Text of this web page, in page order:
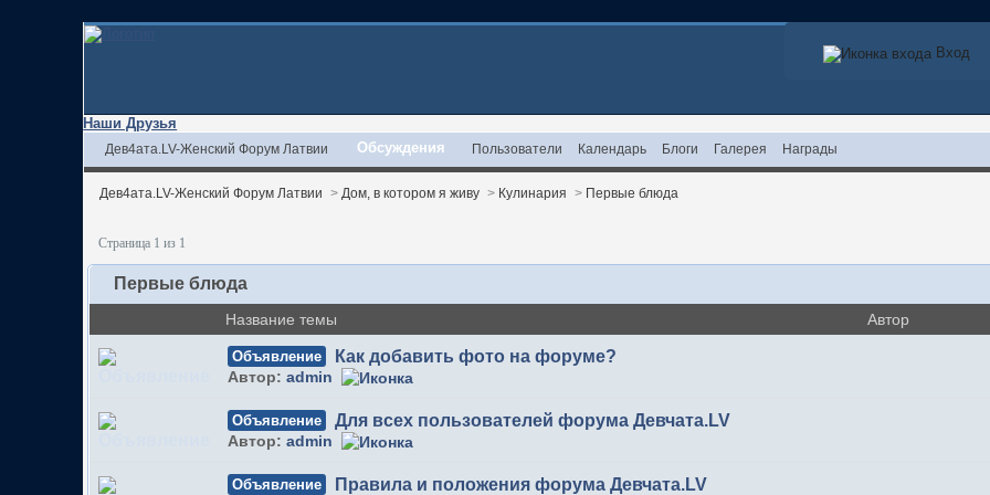
Вход
Наши Друзья
Дев4ата.LV-Женский Форум Латвии Обсуждения Пользователи Календарь Блоги Галерея Награды
Дев4ата.LV-Женский Форум Латвии > Дом, в котором я живу > Кулинария > Первые блюда
Страница 1 из 1
Первые блюда
Название темы Автор
Объявление Как добавить фото на форуме?
Автор:admin
Объявление Для всех пользователей форума Девчата.LV
Автор:admin
Объявление Правила и положения форума Девчата.LV